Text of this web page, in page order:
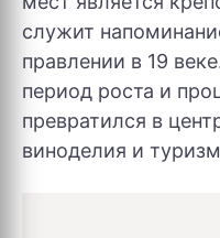
служит
правлении в 19
период роста и
превратился в
виноделия и